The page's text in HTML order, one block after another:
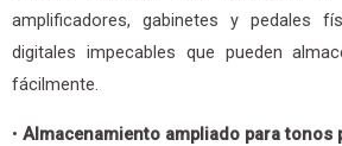
amplificadores, gabinetes y pedales
digitales impecables que pueden
fácilmente.
• Almacenamiento ampliado para tonos